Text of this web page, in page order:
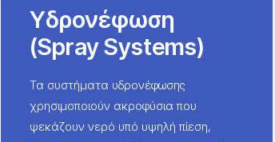
Υδρονέφωση
(Spray Systems)
Τα συστήματα υδρονέφωσης
χρησιμοποιούν ακροφύσια που
ψεκάζουν νερό υπό υψηλή πίεση,